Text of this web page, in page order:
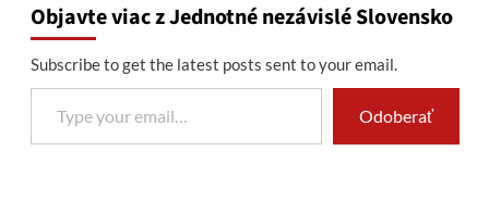
Objavte viac z Jednotné nezávislé Slovensko
Subscribe to get the latest posts sent to your email.
Type your email…
Odoberať